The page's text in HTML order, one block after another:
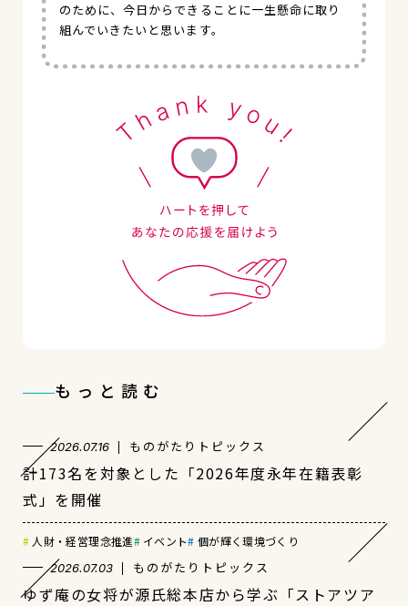
のために、今日からできることに一生懸命に取り
組んでいきたいと思います。
もっと読む
2026.07.16 ものがたりトピックス
計173名を対象とした「2026年度永年在籍表彰
式」を開催
人財・経営理念推進 イベント 個が輝く環境づくり
2026.07.03 ものがたりトピックス
ゆず庵の女将が源氏総本店から学ぶ「ストアツア